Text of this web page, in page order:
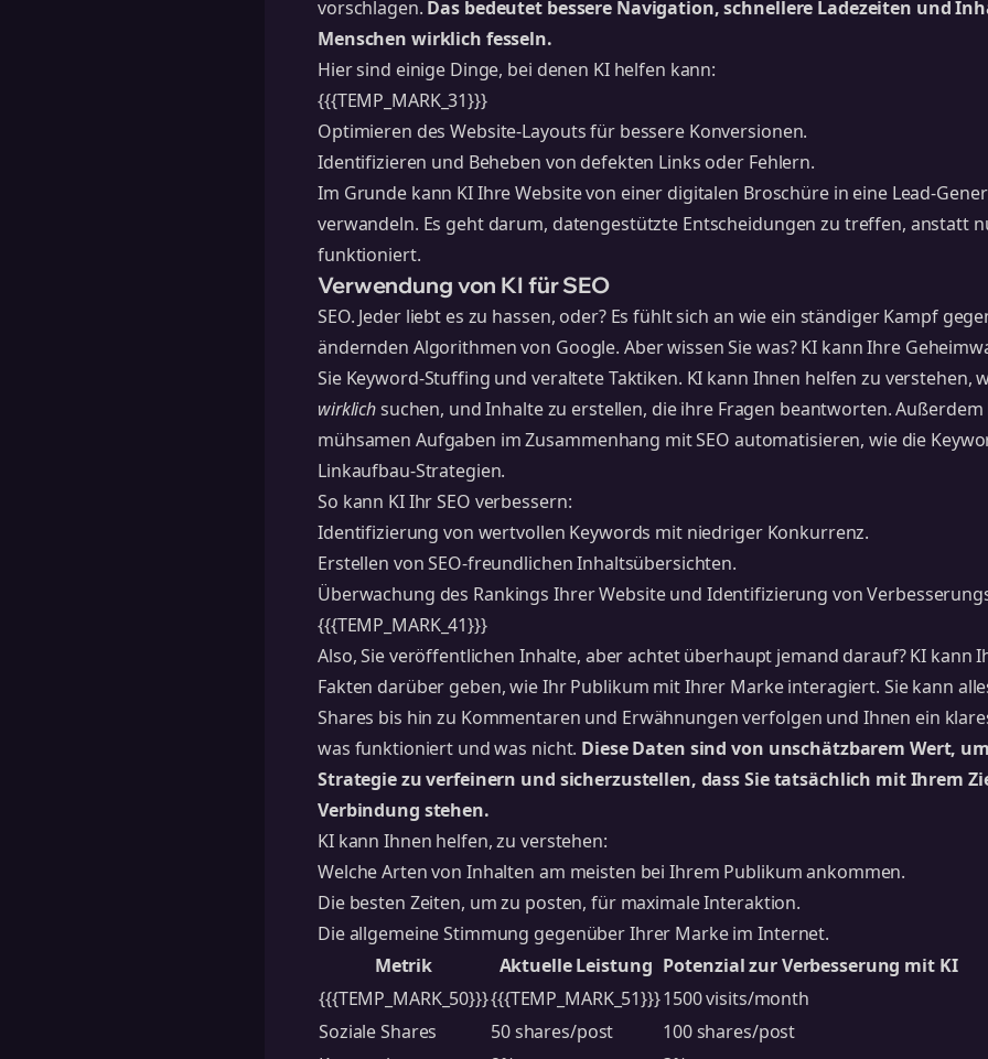
vorschlagen. Das bedeutet bessere Navigation, schnellere Ladezeiten und
Menschen wirklich fesseln.
Hier sind einige Dinge, bei denen KI helfen kann:
{{{TEMP_MARK_31}}}
Optimieren des Website-Layouts für bessere Konversionen.
Identifizieren und Beheben von defekten Links oder Fehlern.
Im Grunde kann KI Ihre Website von einer digitalen Broschüre in eine Lead-
verwandeln. Es geht darum, datengestützte Entscheidungen zu treffen, anstatt
funktioniert.
Verwendung von KI für SEO
SEO. Jeder liebt es zu hassen, oder? Es fühlt sich an wie ein ständiger Kampf
ändernden Algorithmen von Google. Aber wissen Sie was? KI kann Ihre
Sie Keyword-Stuffing und veraltete Taktiken. KI kann Ihnen helfen zu verstehen,
wirklichsuchen, und Inhalte zu erstellen, die ihre Fragen beantworten. Außerdem
mühsamen Aufgaben im Zusammenhang mit SEO automatisieren, wie die
Linkaufbau-Strategien.
So kann KI Ihr SEO verbessern:
Identifizierung von wertvollen Keywords mit niedriger Konkurrenz.
Erstellen von SEO-freundlichen Inhaltsübersichten.
Überwachung des Rankings Ihrer Website und Identifizierung von
{{{TEMP_MARK_41}}}
Also, Sie veröffentlichen Inhalte, aber achtet überhaupt jemand darauf? KI kann
Fakten darüber geben, wie Ihr Publikum mit Ihrer Marke interagiert. Sie kann
Shares bis hin zu Kommentaren und Erwähnungen verfolgen und Ihnen ein
was funktioniert und was nicht. Diese Daten sind von unschätzbarem Wert,
Strategie zu verfeinern und sicherzustellen, dass Sie tatsächlich mit Ihrem
Verbindung stehen.
KI kann Ihnen helfen, zu verstehen:
Welche Arten von Inhalten am meisten bei Ihrem Publikum ankommen.
Die besten Zeiten, um zu posten, für maximale Interaktion.
Die allgemeine Stimmung gegenüber Ihrer Marke im Internet.
Metrik
Aktuelle Leistung Potenzial zur Verbesserung mit KI
{{{TEMP_MARK_50}}}{{{TEMP_MARK_51}}}1500 visits/month
Soziale Shares
50 shares/post
100 shares/post